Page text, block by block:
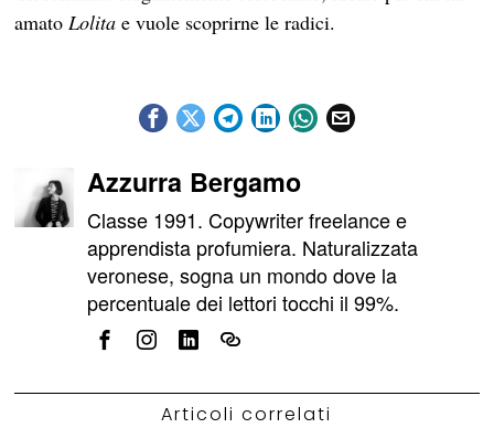
amatoLolitae vuole scoprirne le radici.
Azzurra Bergamo
Classe 1991. Copywriter freelance e
apprendista profumiera. Naturalizzata
veronese, sogna un mondo dove la
percentuale dei lettori tocchi il 99%.
Articoli correlati